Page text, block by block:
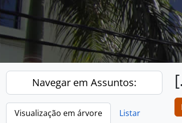
Navegar em Assuntos:
Visualização em árvore
Listar